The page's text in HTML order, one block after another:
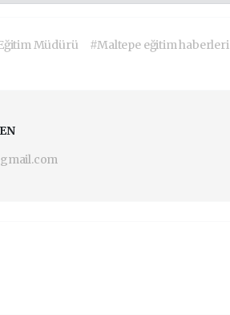
Müdürü
#Maltepe eğitim haberleri